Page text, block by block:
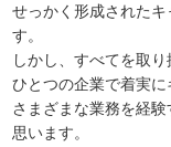
せっかく形成された
す。
しかし、すべてを取
ひとつの企業で着実に
さまざまな業務を経
思います。